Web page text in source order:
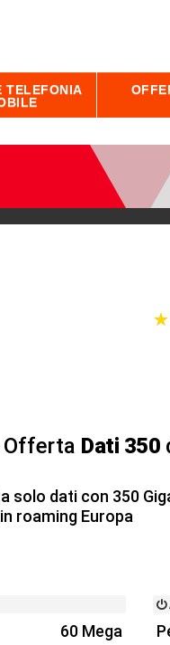
TELEFONIA
★
★
Offerta Dati 350
solo dati con 350
roaming Europa
60 Mega